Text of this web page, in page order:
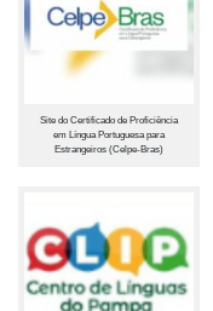
Site do Certificado de Proficiência
em Língua Portuguesa para
Estrangeiros (Celpe-Bras)